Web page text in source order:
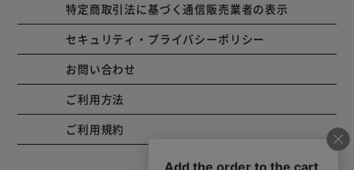
特定商取引法に基づく通信販売業者の表示
セキュリティ・プライバシーポリシー
お問い合わせ
ご利用方法
ご利用規約